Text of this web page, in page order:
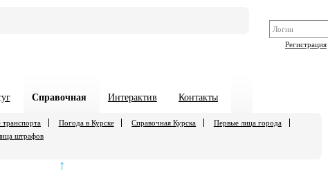
Регистрация
Справочная Интерактив Контакты
транспорта Погода в Курске Справочная Курска
Первые лица города
штрафов
↑